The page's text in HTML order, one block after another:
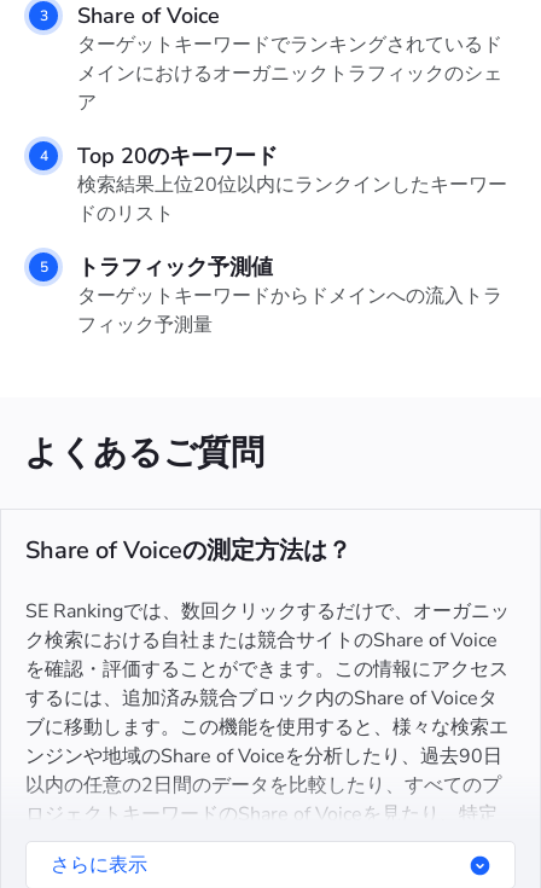
Share of Voice
ターゲットキーワードでランキングされているド
メインにおけるオーガニックトラフィックのシェ
ア
Top 20のキーワード
検索結果上位20位以内にランクインしたキーワー
ドのリスト
トラフィック予測値
ターゲットキーワードからドメインへの流入トラ
フィック予測量
よくあるご質問
Share of Voiceの測定方法は？
SE Rankingでは、数回クリックするだけで、オーガニッ
ク検索における自社または競合サイトのShare of Voice
を確認・評価することができます。この情報にアクセス
するには、追加済み競合ブロック内のShare of Voiceタ
ブに移動します。この機能を使用すると、様々な検索エ
ンジンや地域のShare of Voiceを分析したり、過去90日
以内の任意の2日間のデータを比較したり、すべてのプ
ロジェクトキーワードのShare of Voiceを見たり、特定
のグループや個々のキーワードをフィルタリングしたり
することができます。
さらに表示